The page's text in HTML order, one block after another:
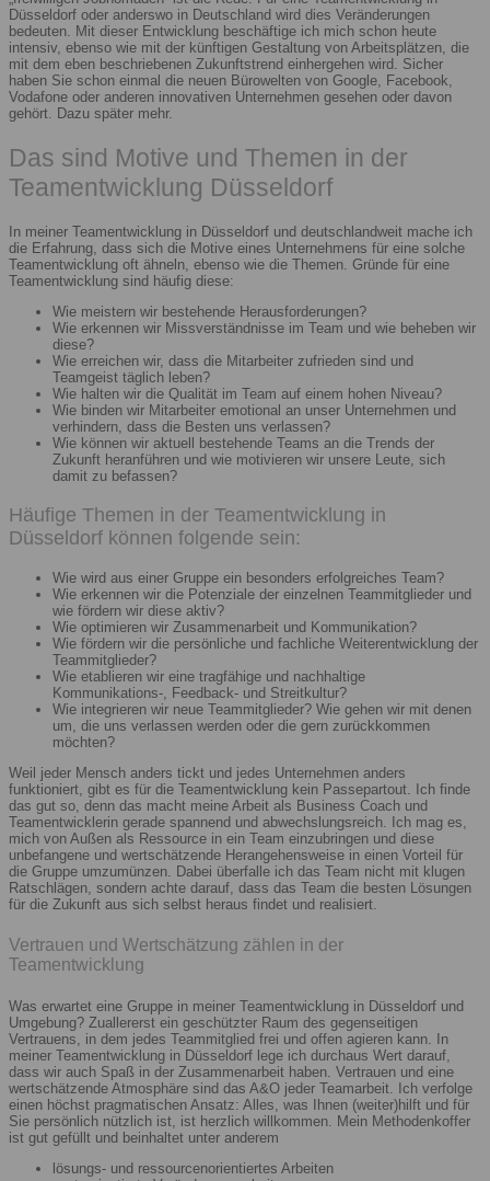
Düsseldorf oder anderswo in Deutschland wird dies Veränderungen
bedeuten. Mit dieser Entwicklung beschäftige ich mich schon heute
intensiv, ebenso wie mit der künftigen Gestaltung von Arbeitsplätzen, die
mit dem eben beschriebenen Zukunftstrend einhergehen wird. Sicher
haben Sie schon einmal die neuen Bürowelten von Google, Facebook,
Vodafone oder anderen innovativen Unternehmen gesehen oder davon
gehört. Dazu später mehr.
Das sind Motive und Themen in der
Teamentwicklung Düsseldorf
In meiner Teamentwicklung in Düsseldorf und deutschlandweit mache ich
die Erfahrung, dass sich die Motive eines Unternehmens für eine solche
Teamentwicklung oft ähneln, ebenso wie die Themen. Gründe für eine
Teamentwicklung sind häufig diese:
Wie meistern wir bestehende Herausforderungen?
Wie erkennen wir Missverständnisse im Team und wie beheben wir
diese?
Wie erreichen wir, dass die Mitarbeiter zufrieden sind und
Teamgeist täglich leben?
Wie halten wir die Qualität im Team auf einem hohen Niveau?
Wie binden wir Mitarbeiter emotional an unser Unternehmen und
verhindern, dass die Besten uns verlassen?
Wie können wir aktuell bestehende Teams an die Trends der
Zukunft heranführen und wie motivieren wir unsere Leute, sich
damit zu befassen?
Häufige Themen in der Teamentwicklung in
Düsseldorf können folgende sein:
Wie wird aus einer Gruppe ein besonders erfolgreiches Team?
Wie erkennen wir die Potenziale der einzelnen Teammitglieder und
wie fördern wir diese aktiv?
Wie optimieren wir Zusammenarbeit und Kommunikation?
Wie fördern wir die persönliche und fachliche Weiterentwicklung der
Teammitglieder?
Wie etablieren wir eine tragfähige und nachhaltige
Kommunikations-, Feedback- und Streitkultur?
Wie integrieren wir neue Teammitglieder? Wie gehen wir mit denen
um, die uns verlassen werden oder die gern zurückkommen
möchten?
Weil jeder Mensch anders tickt und jedes Unternehmen anders
funktioniert, gibt es für die Teamentwicklung kein Passepartout. Ich finde
das gut so, denn das macht meine Arbeit als Business Coach und
Teamentwicklerin gerade spannend und abwechslungsreich. Ich mag es,
mich von Außen als Ressource in ein Team einzubringen und diese
unbefangene und wertschätzende Herangehensweise in einen Vorteil für
die Gruppe umzumünzen. Dabei überfalle ich das Team nicht mit klugen
Ratschlägen, sondern achte darauf, dass das Team die besten Lösungen
für die Zukunft aus sich selbst heraus findet und realisiert.
Vertrauen und Wertschätzung zählen in der
Teamentwicklung
Was erwartet eine Gruppe in meiner Teamentwicklung in Düsseldorf und
Umgebung? Zuallererst ein geschützter Raum des gegenseitigen
Vertrauens, in dem jedes Teammitglied frei und offen agieren kann. In
meiner Teamentwicklung in Düsseldorf lege ich durchaus Wert darauf,
dass wir auch Spaß in der Zusammenarbeit haben. Vertrauen und eine
wertschätzende Atmosphäre sind das A&O jeder Teamarbeit. Ich verfolge
einen höchst pragmatischen Ansatz: Alles, was Ihnen (weiter)hilft und für
Sie persönlich nützlich ist, ist herzlich willkommen. Mein Methodenkoffer
ist gut gefüllt und beinhaltet unter anderem
lösungs- und ressourcenorientiertes Arbeiten